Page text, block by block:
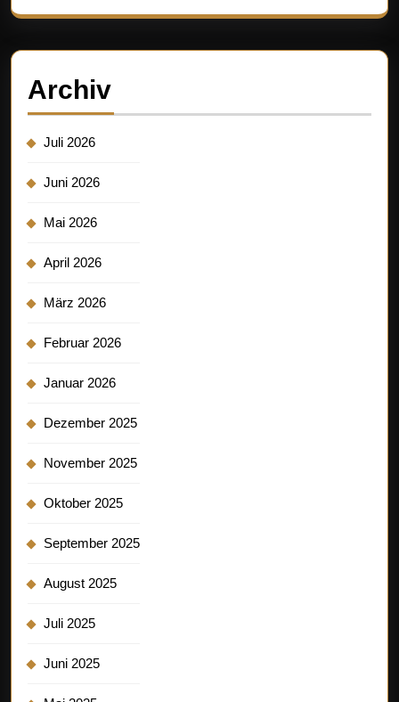
Archiv
Juli 2026
Juni 2026
Mai 2026
April 2026
März 2026
Februar 2026
Januar 2026
Dezember 2025
November 2025
Oktober 2025
September 2025
August 2025
Juli 2025
Juni 2025